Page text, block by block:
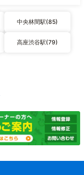
中央林間駅(85)
高座渋谷駅(79)